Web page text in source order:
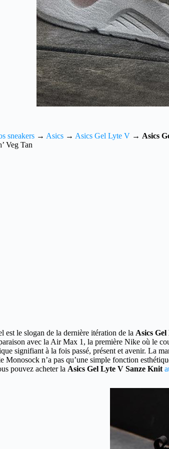
sneakers → Asics → Asics Gel Lyte V → Asics
Veg Tan
est le slogan de la dernière itération de la Asics
avec la Air Max 1, la première Nike où le
signifiant à la fois passé, présent et avenir. La
Monosock n’a pas qu’une simple fonction
pouvez acheter la Asics Gel Lyte V Sanze Knit